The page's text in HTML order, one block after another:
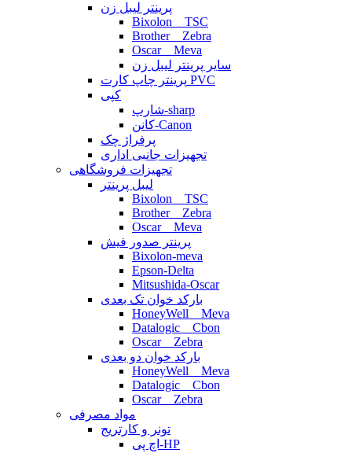
پرینتر لیبل زن
Bixolon _ TSC
Brother _ Zebra
Oscar _ Meva
سایر پرینتر لیبل زن
پرینتر چاپ کارت PVC
کپی
شارپ-sharp
کانن-Canon
پرفراژ چک
تجهیزات جانبی اداری
تجهیزات فروشگاهی
لیبل پرینتر
Bixolon _ TSC
Brother _ Zebra
Oscar _ Meva
پرینتر صدور فیش
Bixolon-meva
Epson-Delta
Mitsushida-Oscar
بارکد خوان تک بعدی
HoneyWell _ Meva
Datalogic _ Cbon
Oscar _ Zebra
بارکد خوان دو بعدی
HoneyWell _ Meva
Datalogic _ Cbon
Oscar _ Zebra
مواد مصرفی
تونر و کارتریج
اچ پی-HP